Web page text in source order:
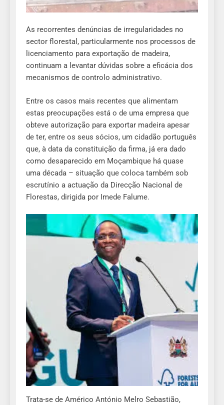
As recorrentes denúncias de irregularidades no
sector florestal, particularmente nos processos de
licenciamento para exportação de madeira,
continuam a levantar dúvidas sobre a eficácia dos
mecanismos de controlo administrativo.
Entre os casos mais recentes que alimentam
estas preocupações está o de uma empresa que
obteve autorização para exportar madeira apesar
de ter, entre os seus sócios, um cidadão português
que, à data da constituição da firma, já era dado
como desaparecido em Moçambique há quase
uma década – situação que coloca também sob
escrutínio a actuação da Direcção Nacional de
Florestas, dirigida por Imede Falume.
Trata-se de Américo António Melro Sebastião,